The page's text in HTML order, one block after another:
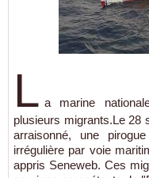
L a marine
plusieurs migrants.Le 28
arraisonné, une
irrégulière par voie
appris Seneweb. Ces